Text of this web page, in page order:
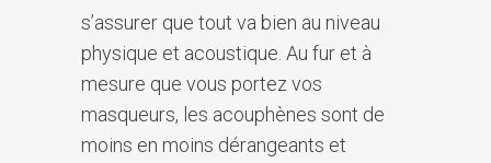
s’assurer que tout va bien au niveau
physique et acoustique. Au fur et à
mesure que vous portez vos
masqueurs, les acouphènes sont de
moins en moins dérangeants et